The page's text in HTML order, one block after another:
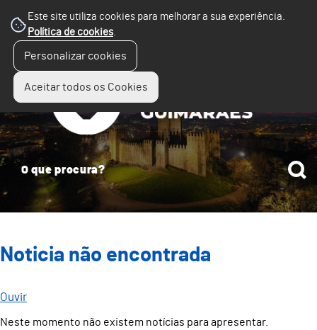
Este site utiliza cookies para melhorar a sua experiência.
Política de cookies.
Personalizar cookies
Aceitar todos os Cookies
Noticia não encontrada
Ouvir
Neste momento não existem notícias para apresentar.